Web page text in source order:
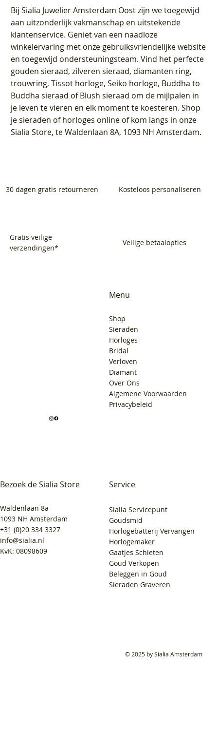
BijSialia Juwelier Amsterdam Oostzijn we toegewijd
aan uitzonderlijk vakmanschap en uitstekende
klantenservice. Geniet van een naadloze
winkelervaring met onze gebruiksvriendelijke website
en toegewijd ondersteuningsteam. Vind het perfecte
gouden sieraad, zilveren sieraad, diamanten ring,
trouwring, Tissot horloge, Seiko horloge, Buddha to
Buddha sieraad of Blush sieraad om de mijlpalen in
je leven te vieren en elk moment te koesteren. Shop
je sieraden of horloges online of kom langs in onze
Sialia Store, te Waldenlaan 8A, 1093 NH Amsterdam.
30 dagen gratis retourneren Kosteloos personaliseren
Gratis veilige
verzendingen*
Veilige betaalopties
Bezoek de Sialia Store
Waldenlaan 8a
1093 NH Amsterdam
+31 (0)20 334 3327
info@sialia.nl
KvK: 08098609
Menu
Shop
Sieraden
Horloges
Bridal
Verloven
Diamant
Over Ons
Algemene Voorwaarden
Privacybeleid
Service
Sialia Servicepunt
Goudsmid
Horlogebatterij Vervangen
Horlogemaker
Gaatjes Schieten
Goud Verkopen
Beleggen in Goud
Sieraden Graveren
© 2025 by Sialia Amsterdam